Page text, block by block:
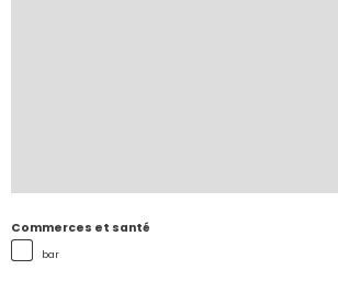
Commerces et santé
bar